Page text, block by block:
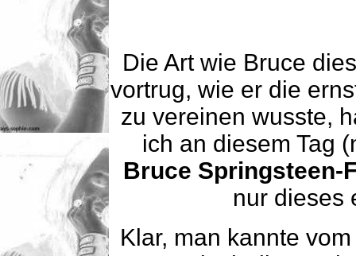
Die Art wie Bruce
vortrug, wie er die
zu vereinen wusste,
ich an diesem Tag
Bruce Springsteen-
nur dieses
Klar, man kannte